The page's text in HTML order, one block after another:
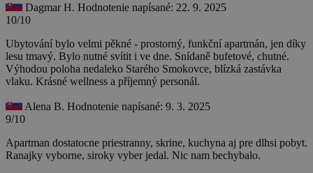
Dagmar H. Hodnotenie napísané: 22. 9. 2025
10/10
Ubytování bylo velmi pěkné - prostorný, funkční apartmán, jen díky
lesu tmavý. Bylo nutné svítit i ve dne. Snídaně bufetové, chutné.
Výhodou poloha nedaleko Starého Smokovce, blízká zastávka
vlaku. Krásné wellness a příjemný personál.
Alena B. Hodnotenie napísané: 9. 3. 2025
9/10
Apartman dostatocne priestranny, skrine, kuchyna aj pre dlhsi pobyt.
Ranajky vyborne, siroky vyber jedal. Nic nam bechybalo.